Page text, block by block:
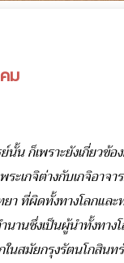
ม
นั้น ก็เพราะยังเกี่ยวข้
กจิต่างกับเกจิอาจา
า ที่ผิดทั้งทางโลกแล
นานซึ่งเป็นผู้นำทั้งท
ในสมัยกรุงรัตนโกสินทร์